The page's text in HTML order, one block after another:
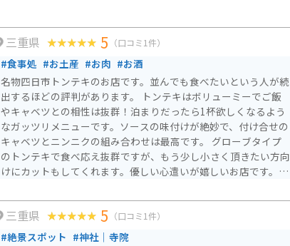
三重県 5 （口コミ1件）
#食事処 #お土産 #お肉 #お酒
名物四日市トンテキのお店です。並んでも食べたいという人が続
出するほどの評判があります。 トンテキはボリューミーでご飯
やキャベツとの相性は抜群！泊まりだったら1杯欲しくなるよう
なガッツリメニューです。ソースの味付けが絶妙で、付け合せの
キャベツとニンニクの組み合わせは最高です。 グローブタイプ
のトンテキで食べ応え抜群ですが、もう少し小さく頂きたい方向
けにカットもしてくれます。優しい心遣いが嬉しいお店です。四
三重県 5 （口コミ1件）
#絶景スポット #神社｜寺院